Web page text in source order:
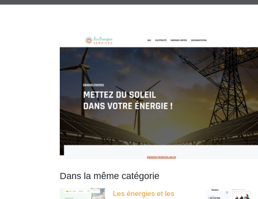
Dans la même catégorie
Les énergies et les